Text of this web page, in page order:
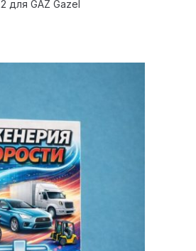
для GAZ Gazel